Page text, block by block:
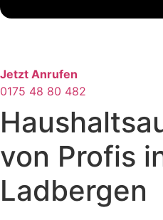
Jetzt Anrufen
0175 48 80 482
von Profis
Ladbergen